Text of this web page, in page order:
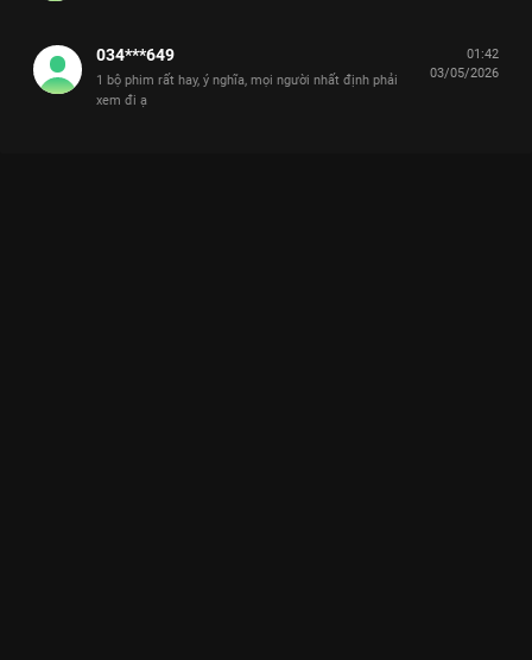
034***649
1 bộ phim rất hay, ý nghĩa, mọi người nhất định phải
xem đi ạ
01:42
03/05/2026